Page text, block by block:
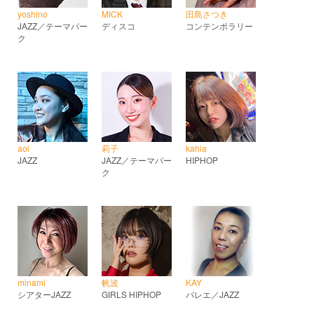
yoshino
JAZZ／テーマパー
ク
MICK
ディスコ
田島さつき
コンテンポラリー
aoi
JAZZ
莉子
JAZZ／テーマパー
ク
kahia
HIPHOP
minami
シアターJAZZ
帆波
GIRLS HIPHOP
KAY
バレエ／JAZZ